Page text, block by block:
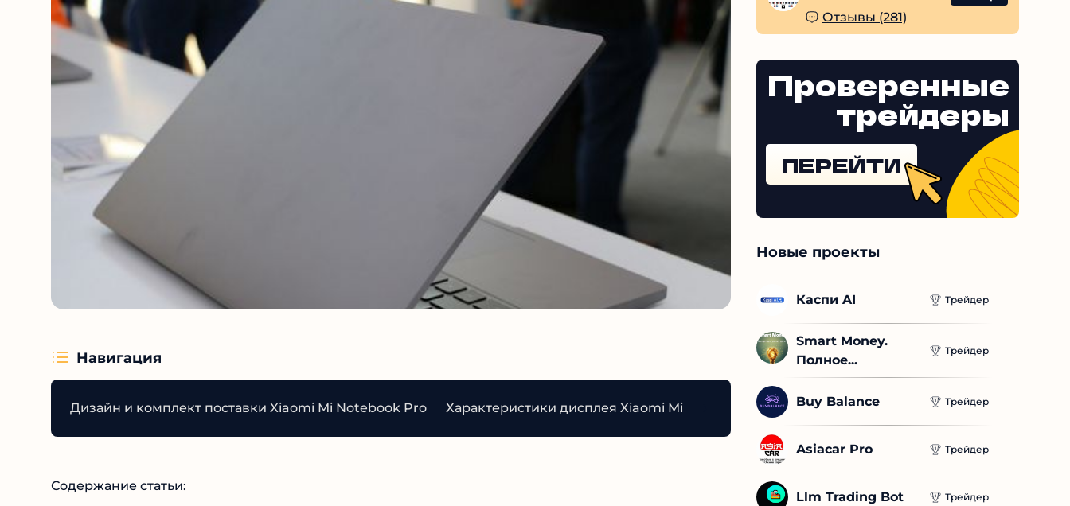
Навигация
Дизайн и комплект поставки Xiaomi Mi Notebook Pro Характеристики дисплея Xiaomi Mi Notebook Pro 15,6 Производительность ноутбука
Содержание статьи:
Отзывы (281)
Проверенные
трейдеры
ПЕРЕЙТИ
Новые проекты
Каспи AI Трейдер
Smart Money.
Полное...
Трейдер
Buy Balance Трейдер
Asiacar Pro Трейдер
Llm Trading Bot Трейдер